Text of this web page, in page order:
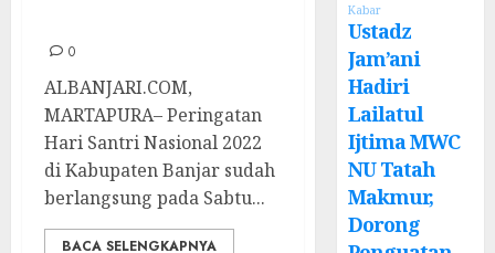
0
ALBANJARI.COM,
MARTAPURA– Peringatan
Hari Santri Nasional 2022
di Kabupaten Banjar sudah
berlangsung pada Sabtu...
BACA SELENGKAPNYA
Kabar
Ustadz
Jam’ani
Hadiri
Lailatul
Ijtima MWC
NU Tatah
Makmur,
Dorong